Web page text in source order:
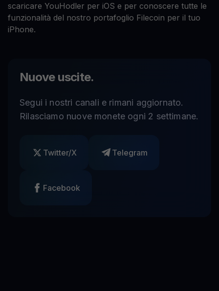
scaricare YouHodler per iOS e per conoscere tutte le
funzionalità del nostro portafoglio Filecoin per il tuo
iPhone.
Nuove uscite.
Segui i nostri canali e rimani aggiornato.
Rilasciamo nuove monete ogni 2 settimane.
Twitter/X Telegram
Facebook